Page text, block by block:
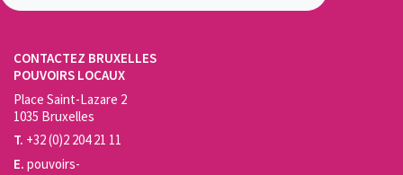
CONTACTEZ BRUXELLES
POUVOIRS LOCAUX
Place Saint-Lazare 2
1035 Bruxelles
T. +32 (0)2 204 21 11
E. pouvoirs-